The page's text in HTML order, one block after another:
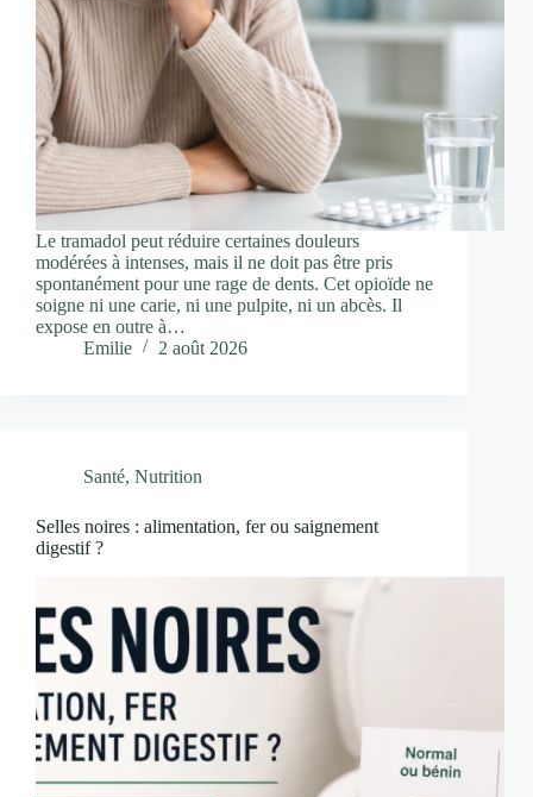
Le tramadol peut réduire certaines douleurs
modérées à intenses, mais il ne doit pas être pris
spontanément pour une rage de dents. Cet opioïde ne
soigne ni une carie, ni une pulpite, ni un abcès. Il
expose en outre à…
Emilie
2 août 2026
Santé, Nutrition
Selles noires : alimentation, fer ou saignement
digestif ?